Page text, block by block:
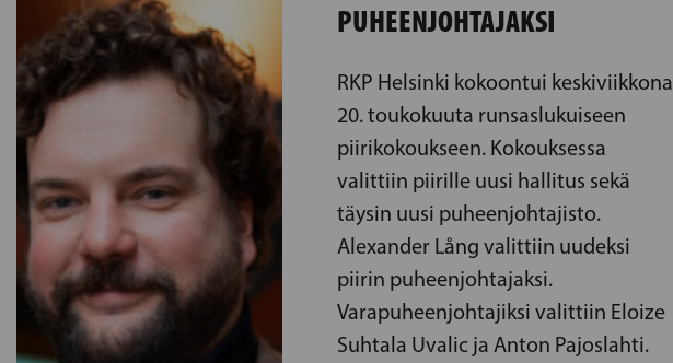
PUHEENJOHTAJAKSI
RKP Helsinki kokoontui keskiviikkona
20. toukokuuta runsaslukuiseen
piirikokoukseen. Kokouksessa
valittiin piirille uusi hallitus sekä
täysin uusi puheenjohtajisto.
Alexander Lång valittiin uudeksi
piirin puheenjohtajaksi.
Varapuheenjohtajiksi valittiin Eloize
Suhtala Uvalic ja Anton Pajoslahti.